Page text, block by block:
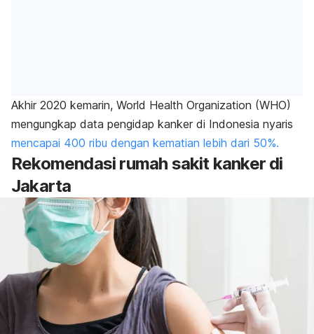
Akhir 2020 kemarin, World Health Organization (WHO)
mengungkap data pengidap kanker di Indonesia nyaris
mencapai 400 ribu dengan kematian lebih dari 50%.
Rekomendasi rumah sakit kanker di
Jakarta